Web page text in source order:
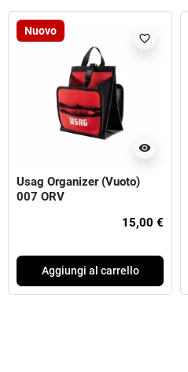
Nuovo
visibility
favorite_border
Usag Organizer (Vuoto)
007 ORV
15,00 €
Aggiungi al carrello